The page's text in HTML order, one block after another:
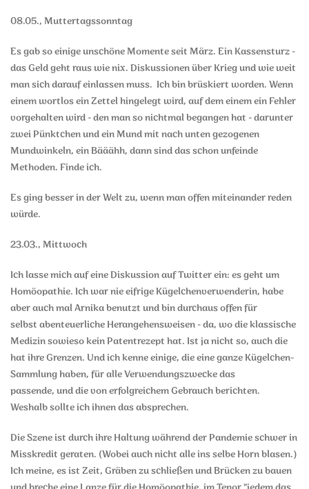
08.05., Muttertagssonntag
Es gab so einige unschöne Momente seit März. Ein Kassensturz -
das Geld geht raus wie nix. Diskussionen über Krieg und wie weit
man sich darauf einlassen muss. Ich bin brüskiert worden. Wenn
einem wortlos ein Zettel hingelegt wird, auf dem einem ein Fehler
vorgehalten wird - den man so nichtmal begangen hat - darunter
zwei Pünktchen und ein Mund mit nach unten gezogenen
Mundwinkeln, ein Bääähh, dann sind das schon unfeinde
Methoden. Finde ich.
Es ging besser in der Welt zu, wenn man offen miteinander reden
würde.
23.03., Mittwoch
Ich lasse mich auf eine Diskussion auf Twitter ein: es geht um
Homöopathie. Ich war nie eifrige Kügelchenverwenderin, habe
aber auch mal Arnika benutzt und bin durchaus offen für
selbst abenteuerliche Herangehensweisen - da, wo die klassische
Medizin sowieso kein Patentrezept hat. Ist ja nicht so, auch die
hat ihre Grenzen. Und ich kenne einige, die eine ganze Kügelchen-
Sammlung haben, für alle Verwendungszwecke das
passende, und die von erfolgreichem Gebrauch berichten.
Weshalb sollte ich ihnen das absprechen.
Die Szene ist durch ihre Haltung während der Pandemie schwer in
Misskredit geraten. (Wobei auch nicht alle ins selbe Horn blasen.)
Ich meine, es ist Zeit, Gräben zu schließen und Brücken zu bauen